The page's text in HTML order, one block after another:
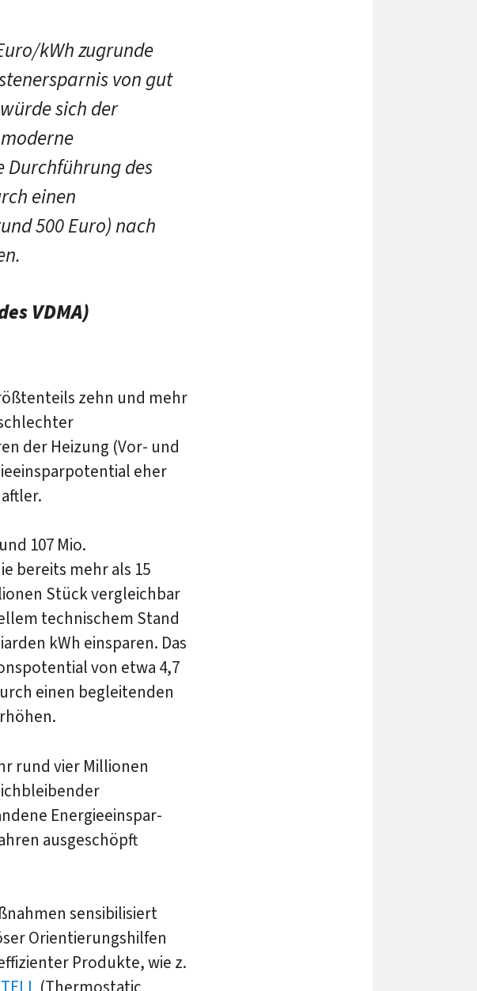
kWh zugrunde
von gut
sich der
des
einen
500 Euro) nach
VDMA)
zehn und mehr
der Heizung (Vor- und
eher
107 Mio.
bereits mehr als 15
Stück vergleichbar
technischem Stand
kWh einsparen. Das
von etwa 4,7
einen begleitenden
rund vier Millionen
Energieeinspar-
ausgeschöpft
sensibilisiert
Orientierungshilfen
Produkte, wie z.